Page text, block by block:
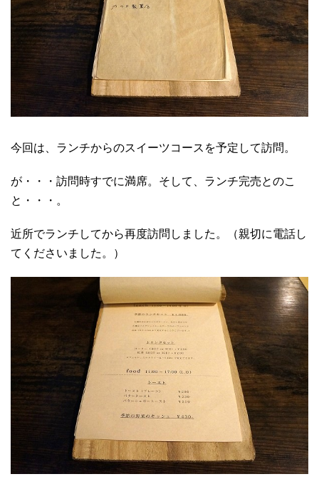
今回は、ランチからのスイーツコースを予定して訪問。
が・・・訪問時すでに満席。そして、ランチ完売とのこ
と・・・。
近所でランチしてから再度訪問しました。（親切に電話し
てくださいました。）